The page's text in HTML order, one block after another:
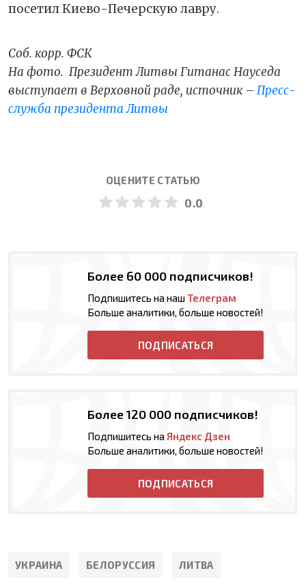
посетил Киево-Печерскую лавру.
Соб. корр. ФСК
На фото. Президент Литвы Гитанас Науседа
выступает в Верховной раде, источник – Пресс-
служба президента Литвы
ОЦЕНИТЕ СТАТЬЮ
0.0
Более 60 000 подписчиков!
Подпишитесь на наш Телеграм
Больше аналитики, больше новостей!
ПОДПИСАТЬСЯ
Более 120 000 подписчиков!
Подпишитесь на Яндекс Дзен
Больше аналитики, больше новостей!
ПОДПИСАТЬСЯ
УКРАИНА БЕЛОРУССИЯ ЛИТВА